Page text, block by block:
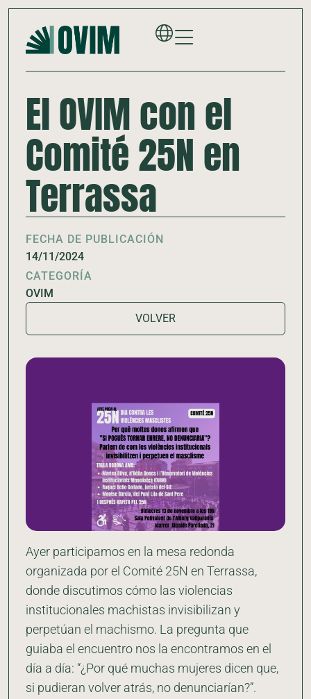
El OVIM con el
Comité 25N en
Terrassa
FECHA DE PUBLICACIÓN
14/11/2024
CATEGORÍA
OVIM
VOLVER
Ayer participamos en la mesa redonda
organizada por el Comité 25N en Terrassa,
donde discutimos cómo las violencias
institucionales machistas invisibilizan y
perpetúan el machismo. La pregunta que
guiaba el encuentro nos la encontramos en el
día a día: “¿Por qué muchas mujeres dicen que,
si pudieran volver atrás, no denunciarían?”.